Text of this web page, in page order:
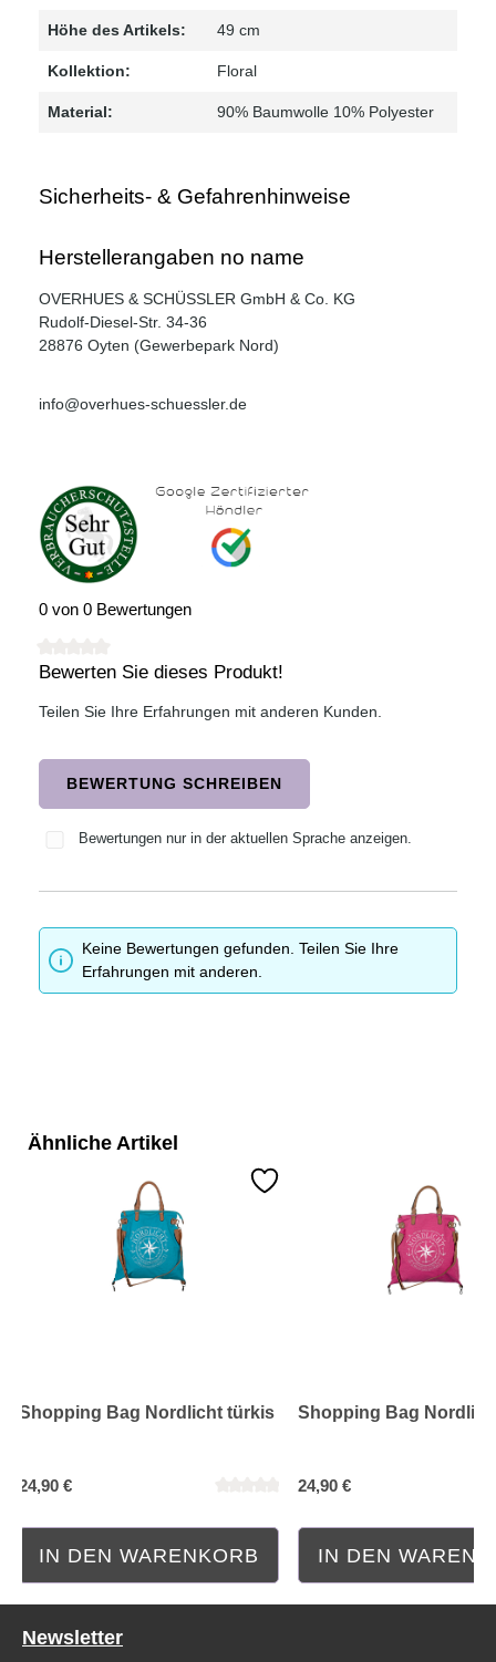
Höhe des Artikels: 49 cm
Kollektion: Floral
Material: 90% Baumwolle 10% Polyester
Sicherheits- & Gefahrenhinweise
Herstellerangaben no name
OVERHUES & SCHÜSSLER GmbH & Co. KG
Rudolf-Diesel-Str. 34-36
28876 Oyten (Gewerbepark Nord)
info@overhues-schuessler.de
0 von 0 Bewertungen
Durchschnittliche Bewertung von 0 von 5 Sternen
Bewerten Sie dieses Produkt!
Teilen Sie Ihre Erfahrungen mit anderen Kunden.
BEWERTUNG SCHREIBEN
Bewertungen nur in der aktuellen Sprache anzeigen.
Keine Bewertungen gefunden. Teilen Sie Ihre
Erfahrungen mit anderen.
Ähnliche Artikel
Shopping Bag Nordlicht türkis
24,90 €
IN DEN WARENKORB
Shopping Bag
24,90 €
IN DEN
Newsletter